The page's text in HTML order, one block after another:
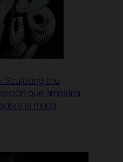
Sculpting the
que ampliará
la moda